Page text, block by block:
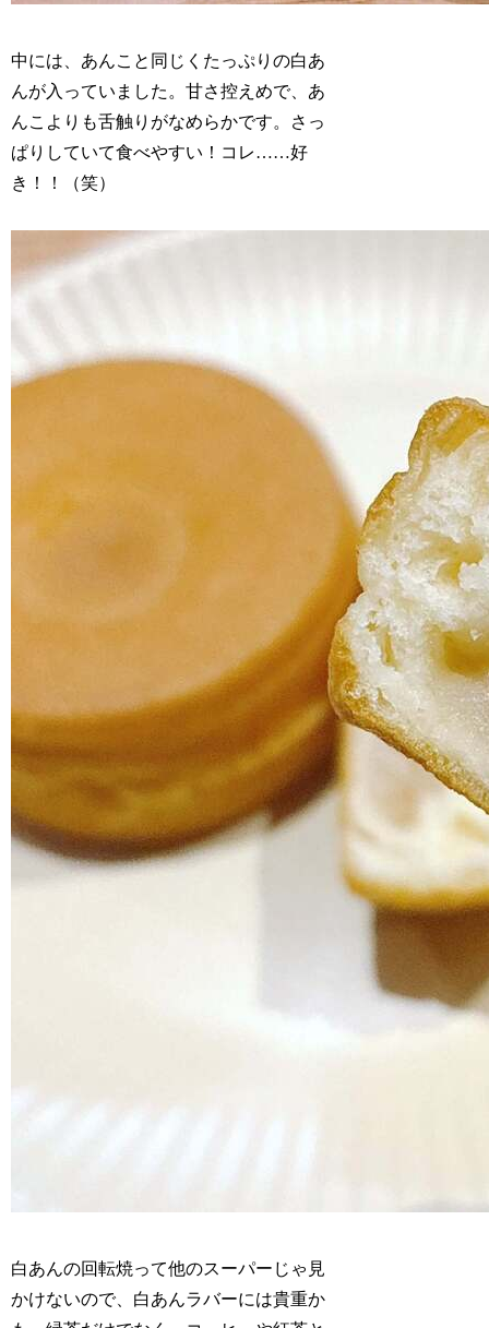
中には、あんこと同じくたっぷりの白あ
んが入っていました。甘さ控えめで、あ
んこよりも舌触りがなめらかです。さっ
ぱりしていて食べやすい！コレ……好
き！！（笑）
白あんの回転焼って他のスーパーじゃ見
かけないので、白あんラバーには貴重か